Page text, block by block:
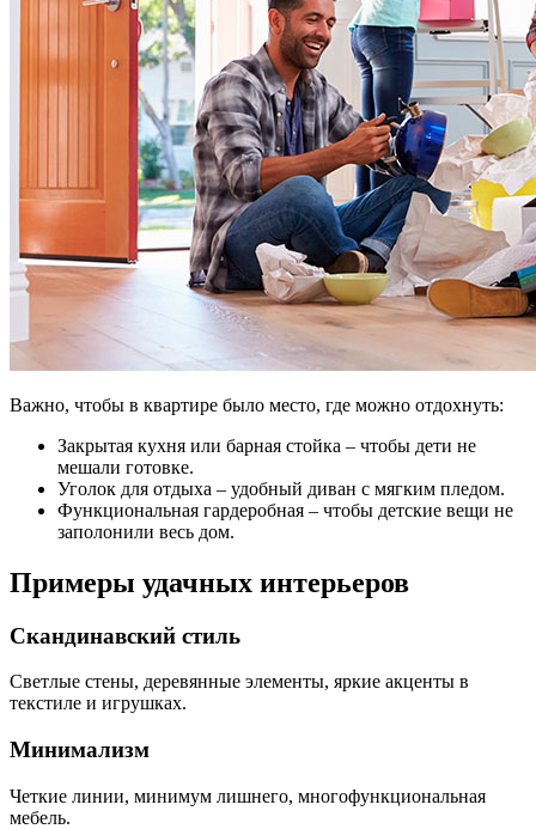
Важно, чтобы в квартире было место, где можно отдохнуть:
Закрытая кухня или барная стойка – чтобы дети не
мешали готовке.
Уголок для отдыха – удобный диван с мягким пледом.
Функциональная гардеробная – чтобы детские вещи не
заполонили весь дом.
Примеры удачных интерьеров
Скандинавский стиль
Светлые стены, деревянные элементы, яркие акценты в
текстиле и игрушках.
Минимализм
Четкие линии, минимум лишнего, многофункциональная
мебель.